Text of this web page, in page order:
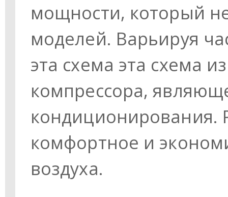
мощности, который
моделей. Варьируя
эта схема эта схема
компрессора,
кондиционирования.
комфортное и
воздуха.